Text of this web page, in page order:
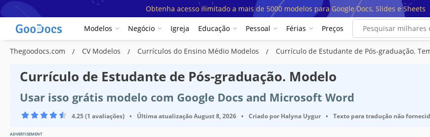
Obtenha acesso ilimitado a mais de 5000 modelos para Google Docs, Slides e Sheets
Modelos Negócio Igreja Educação Pessoal Férias Preços
Thegoodocs.com CV Modelos Currículos do Ensino Médio Modelos Currículo de Estudante de Pós-graduação.
Currículo de Estudante de Pós-graduação. Modelo
Usar isso grátis modelo com Google Docs and Microsoft Word
4.25 (1 avaliações) • Última atualizaçãoAugust 8, 2026 • Criado por Halyna Uygur • Texto para tradução não
ADVERTISEMENT